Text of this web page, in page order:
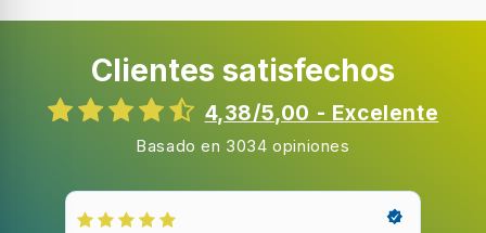
Clientes satisfechos
4,38/5,00 - Excelente
Basado en 3034 opiniones